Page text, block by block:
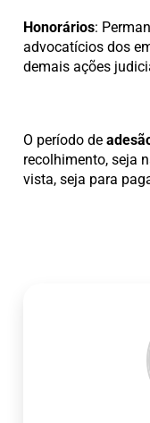
Honorários:
advocatícios dos
demais ações
O período de
recolhimento, seja
vista, seja para